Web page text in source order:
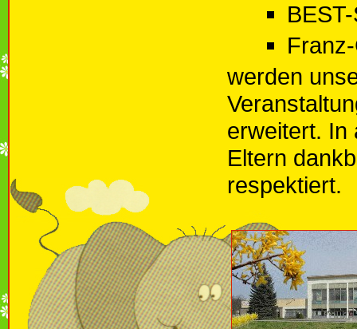
werden
erweitert. In
Eltern
respektiert.